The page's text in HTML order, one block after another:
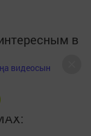
в
видеосын